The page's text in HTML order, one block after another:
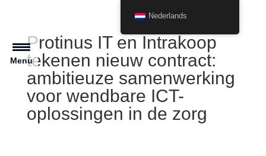
Protinus IT en Intrakoop
tekenen nieuw contract:
ambitieuze samenwerking
voor wendbare ICT-
oplossingen in de zorg
Nederlands
Menu